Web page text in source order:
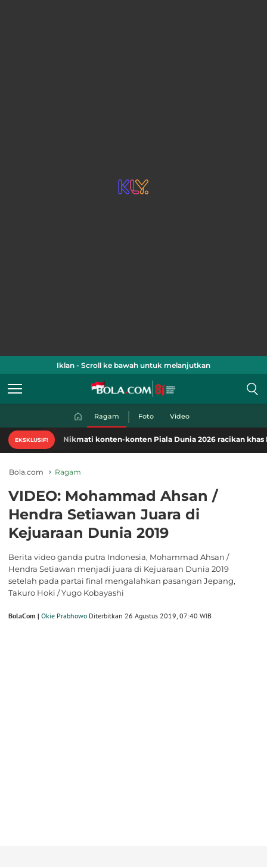
Iklan - Scroll ke bawah untuk melanjutkan
Ragam Foto Video
EKSKLUSIF!Nikmati konten-konten Piala Dunia 2026 racikan khas
Bola.com Ragam
VIDEO: Mohammad Ahsan /
Hendra Setiawan Juara di
Kejuaraan Dunia 2019
Berita video ganda putra Indonesia, Mohammad Ahsan /
Hendra Setiawan menjadi juara di Kejuaraan Dunia 2019
setelah pada partai final mengalahkan pasangan Jepang,
Takuro Hoki / Yugo Kobayashi
BolaCom | Okie Prabhowo Diterbitkan 26 Agustus 2019, 07:40 WIB